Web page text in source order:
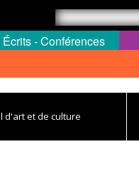
Écrits - Conférences
d'art et de culture